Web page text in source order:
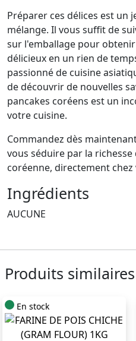
Préparer ces délices est un
mélange. Il vous suffit de
sur l'emballage pour
délicieux en un rien de
passionné de cuisine
de découvrir de nouvelles
pancakes coréens est un
votre cuisine.
Commandez dès
vous séduire par la
coréenne, directement chez
Ingrédients
AUCUNE
Produits similaires
En stock